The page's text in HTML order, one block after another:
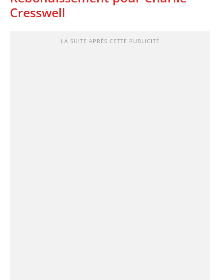
Cresswell
LA SUITE APRÈS CETTE PUBLICITÉ